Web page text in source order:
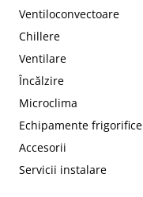
Ventiloconvectoare
Chillere
Ventilare
Încălzire
Microclima
Echipamente frigorifice
Accesorii
Servicii instalare